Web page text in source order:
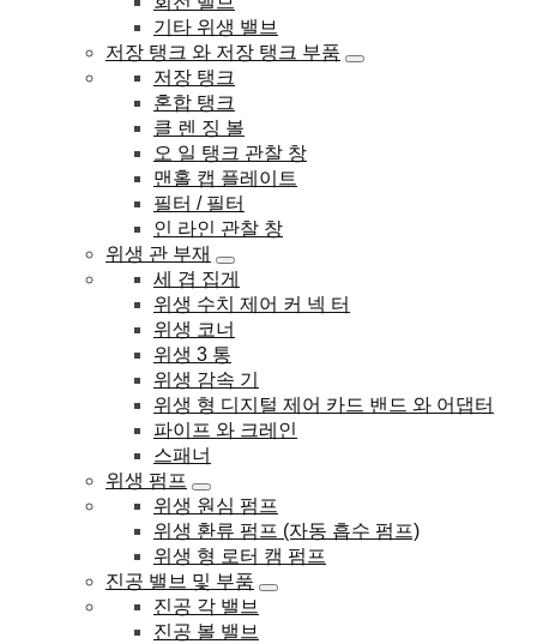
기타 위생 밸브
저장 탱크 와 저장 탱크 부품
저장 탱크
혼합 탱크
클 렌 징 볼
오 일 탱크 관찰 창
맨홀 캡 플레이트
필터 / 필터
인 라인 관찰 창
위생 관 부재
세 겹 집게
위생 수치 제어 커 넥 터
위생 코너
위생 3 통
위생 감속 기
위생 형 디지털 제어 카드 밴드 와 어댑터
파이프 와 크레인
스패너
위생 펌프
위생 원심 펌프
위생 환류 펌프 (자동 흡수 펌프)
위생 형 로터 캠 펌프
진공 밸브 및 부품
진공 각 밸브
진공 볼 밸브